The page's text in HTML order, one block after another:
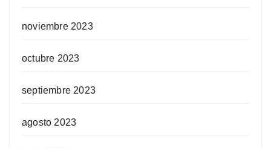
noviembre 2023
octubre 2023
septiembre 2023
agosto 2023